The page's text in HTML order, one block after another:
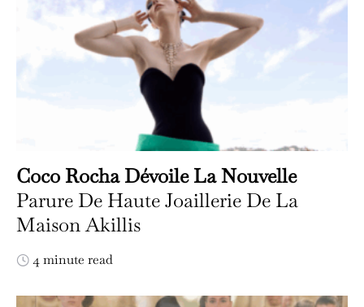
Coco Rocha Dévoile La Nouvelle
Parure De Haute Joaillerie De La
Maison Akillis
4 minute read